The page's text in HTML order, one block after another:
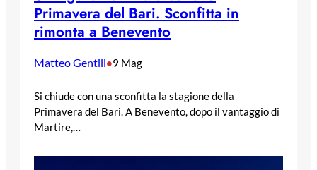
Primavera del Bari. Sconfitta in
rimonta a Benevento
Matteo Gentili•9 Mag
Si chiude con una sconfitta la stagione della
Primavera del Bari. A Benevento, dopo il vantaggio di
Martire,…